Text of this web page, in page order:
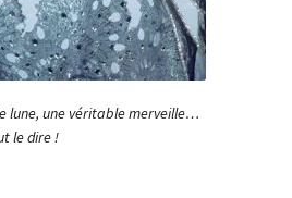
lune, une véritable merveille…
le dire !